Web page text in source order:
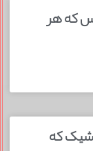
دار شیک؛ ۱۵ عکس که هر
ساده و شیک که